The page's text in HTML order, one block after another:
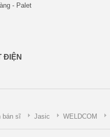
- Palet
ĐIỆN
bán sĩ Jasic WELDCOM